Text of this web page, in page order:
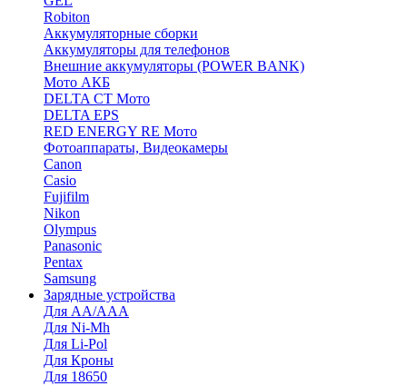
Robiton
Аккумуляторные сборки
Аккумуляторы для телефонов
Внешние аккумуляторы (POWER BANK)
Мото АКБ
DELTA CT Мото
DELTA EPS
RED ENERGY RE Мото
Фотоаппараты, Видеокамеры
Canon
Casio
Fujifilm
Nikon
Olympus
Panasonic
Pentax
Samsung
Зарядные устройства
Для AA/AAA
Для Ni-Mh
Для Li-Pol
Для Кроны
Для 18650